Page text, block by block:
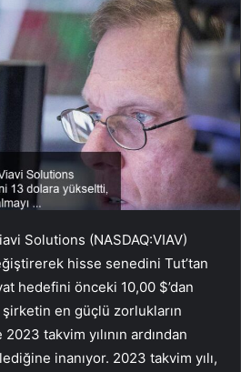
Solutions (NASDAQ:VIAV)
hisse senedini Tut’tan
hedefini önceki 10,00 $’dan
şirketin en güçlü zorlukların
takvim yılının ardından
inanıyor. 2023 takvim yılı,